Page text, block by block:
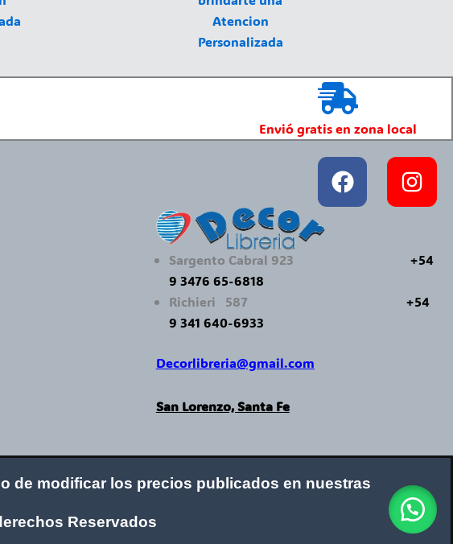
Atencion
Personalizada
Envió gratis en zona local
Facebook
Sargento Cabral 923 +54
9 3476 65-6818
Richieri 587 +54
9 341 640-6933
Decorlibreria@gmail.com
San Lorenzo, Santa Fe
de modificar los precios publicados en nuestras
Reservados